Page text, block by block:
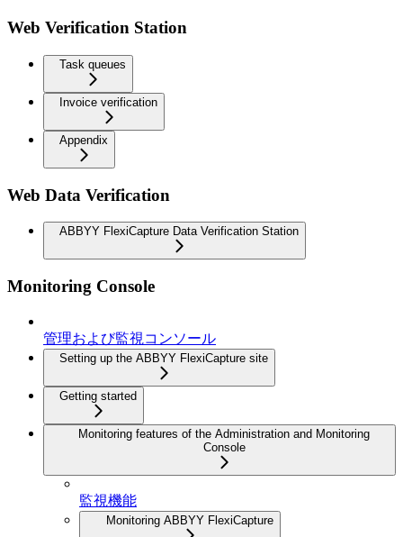
Web Verification Station
Task queues
Invoice verification
Appendix
Web Data Verification
ABBYY FlexiCapture Data Verification Station
Monitoring Console
管理および監視コンソール
Setting up the ABBYY FlexiCapture site
Getting started
Monitoring features of the Administration and Monitoring
Console
監視機能
Monitoring ABBYY FlexiCapture